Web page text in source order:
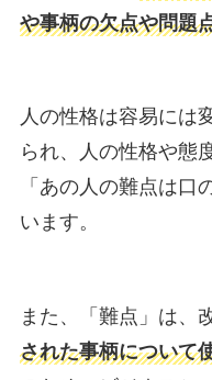
や事柄の欠点や問題
人の性格は容易には
られ、人の性格や態
「あの人の難点は口
います。
また、「難点」は、
された事柄について